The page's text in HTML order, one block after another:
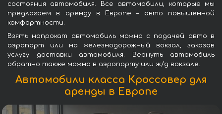
состояния автомобиля. Все автомобили, которые мы
предлагаем в аренду в Европе – авто повышенной
комфортности.
Взять напрокат автомобиль можно с подачей авто в
аэропорт или на железнодорожный вокзал, заказав
услугу доставки автомобиля. Вернуть автомобиль
обратно также можно в аэропорту или ж/д вокзале.
Автомобили класса Кроссовер для
аренды в Европе